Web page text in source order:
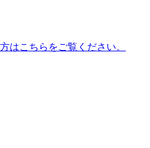
はこちらをご覧ください。